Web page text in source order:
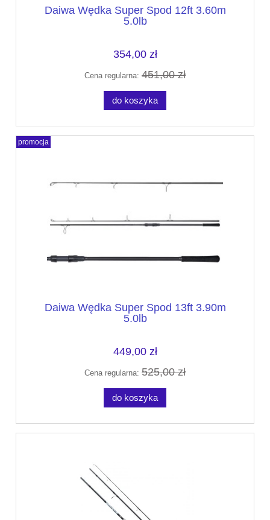
Daiwa Wędka Super Spod 12ft 3.60m
5.0lb
354,00 zł
Cena regularna: 451,00 zł
do koszyka
Daiwa Wędka Super Spod 13ft 3.90m
5.0lb
449,00 zł
Cena regularna: 525,00 zł
do koszyka
promocja